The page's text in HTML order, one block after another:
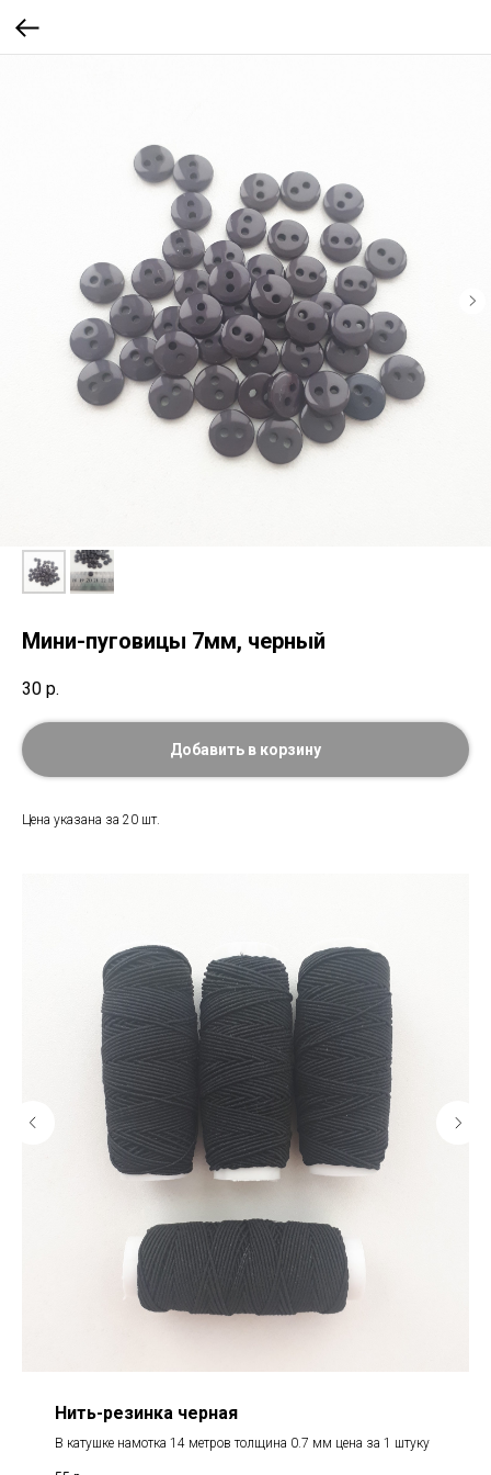
Мини-пуговицы 7мм, черный
30 р.
Добавить в корзину
Цена указана за 20 шт.
Нить-резинка черная
В катушке намотка 14 метров толщина 0.7 мм цена за 1 штуку